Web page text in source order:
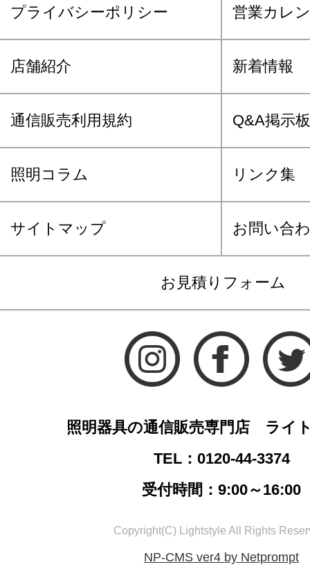
プライバシーポリシー 営業カレ
店舗紹介 新着情報
通信販売利用規約 Q&A掲示板
照明コラム リンク集
サイトマップ お問い合
お見積りフォーム
照明器具の通信販売専門店 ライ
TEL：0120-44-3374
受付時間：9:00～16:00
Copyright(C) Lightstyle All Rights
NP-CMS ver4 by Netprompt